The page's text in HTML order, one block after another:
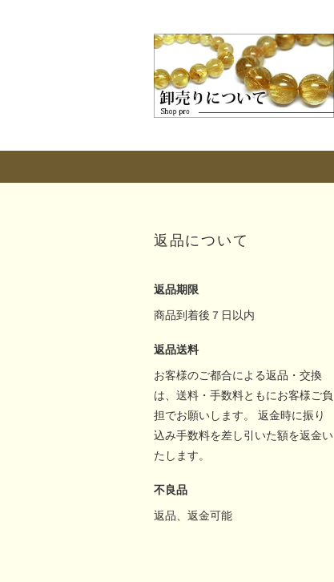
返品について
返品期限
商品到着後７日以内
返品送料
お客様のご都合による返品・交換
は、送料・手数料ともにお客様ご負
担でお願いします。 返金時に振り
込み手数料を差し引いた額を返金い
たします。
不良品
返品、返金可能